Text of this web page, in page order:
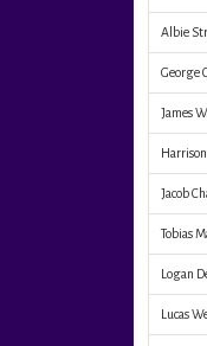
Albie
George
James
Jacob
Tobias
Logan
Lucas